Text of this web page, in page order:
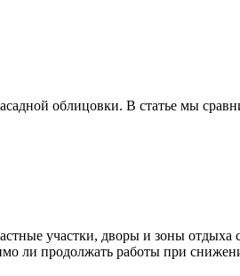
облицовки. В статье мы
участки, дворы и зоны
ли продолжать работы при